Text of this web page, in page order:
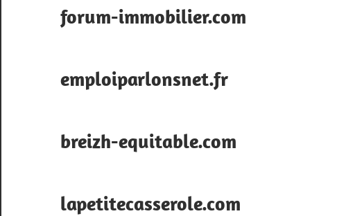
forum-immobilier.com
emploiparlonsnet.fr
breizh-equitable.com
lapetitecasserole.com